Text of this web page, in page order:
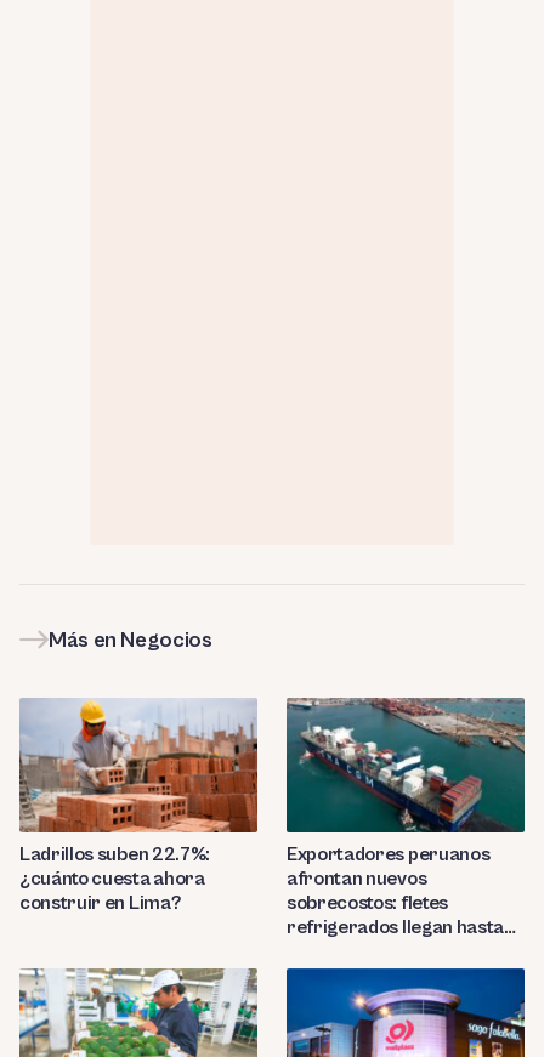
Más en Negocios
Ladrillos suben 22.7%:
¿cuánto cuesta ahora
construir en Lima?
Exportadores peruanos
afrontan nuevos
sobrecostos: fletes
refrigerados llegan hasta